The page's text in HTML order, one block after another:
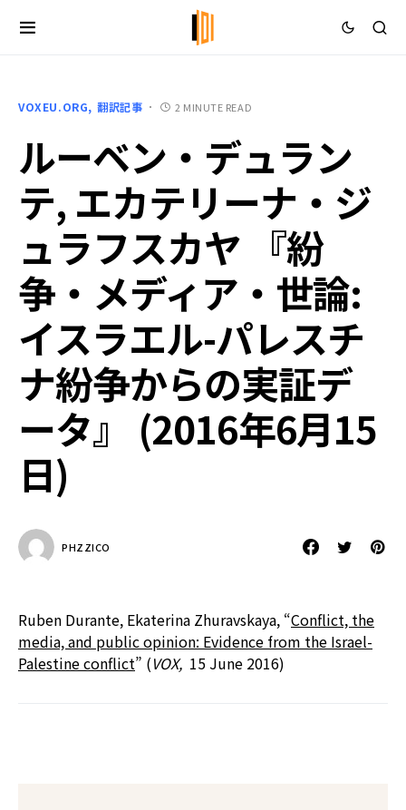
VOXEU.ORG 翻訳記事 2 MINUTE READ
ルーベン・デュラン
テ, エカテリーナ・ジ
ュラフスカヤ 『紛
争・メディア・世論:
イスラエル-パレスチ
ナ紛争からの実証デ
ータ』 (2016年6月15
日)
PHZZICO
Ruben Durante, Ekaterina Zhuravskaya, “Conflict, the
media, and public opinion: Evidence from the Israel-
Palestine conflict” (VOX, 15 June 2016)